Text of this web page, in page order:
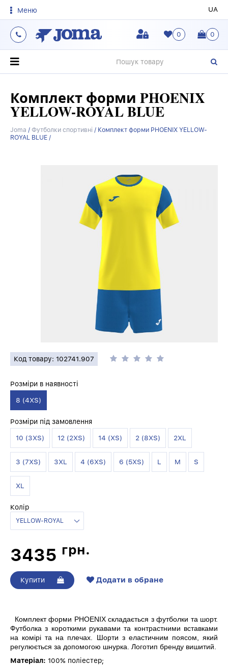
Меню UA
0
0
Комплект форми PHOENIX
YELLOW-ROYAL BLUE
Joma / Футболки спортивні / Комплект форми PHOENIX YELLOW-
ROYAL BLUE /
Код товару: 102741.907
Розміри в наявності
8 (4XS)
Розміри під замовлення
10 (3XS)
12 (2XS) 14 (XS) 2 (8XS) 2XL
3 (7XS) 3XL 4 (6XS) 6 (5XS) L M S
XL
Колір
3435 грн.
Купити Додати в обране
Комплект форми PHOENIX складається з футболки та шорт.
Футболка з короткими рукавами та контрастними вставками
на комірі та на плечах. Шорти з еластичним поясом, який
регулюється за допомогою шнурка. Логотип бренду вишитий.
Матеріал: 100% поліестер;